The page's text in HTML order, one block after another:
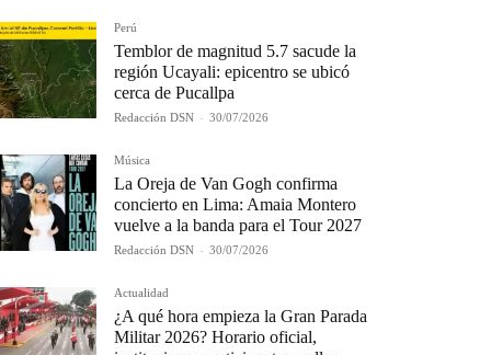
Perú
Temblor de magnitud 5.7 sacude la
región Ucayali: epicentro se ubicó
cerca de Pucallpa
Redacción DSN - 30/07/2026
Música
La Oreja de Van Gogh confirma
concierto en Lima: Amaia Montero
vuelve a la banda para el Tour 2027
Redacción DSN - 30/07/2026
Actualidad
¿A qué hora empieza la Gran Parada
Militar 2026? Horario oficial,